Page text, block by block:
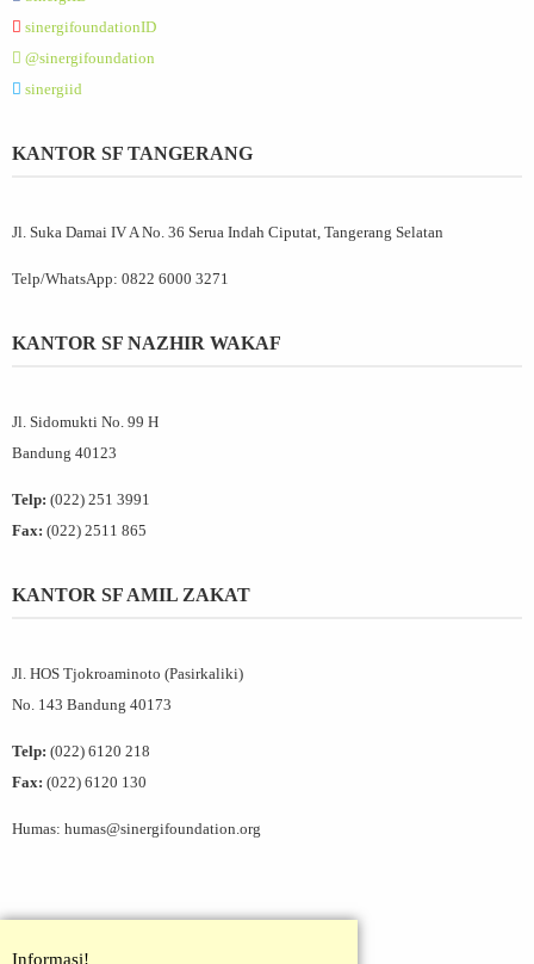
sinergifoundationID
@sinergifoundation
sinergiid
KANTOR SF TANGERANG
Jl. Suka Damai IV A No. 36 Serua Indah Ciputat, Tangerang Selatan
Telp/WhatsApp: 0822 6000 3271
KANTOR SF NAZHIR WAKAF
Jl. Sidomukti No. 99 H
Bandung 40123
Telp: (022) 251 3991
Fax: (022) 2511 865
KANTOR SF AMIL ZAKAT
Jl. HOS Tjokroaminoto (Pasirkaliki)
No. 143 Bandung 40173
Telp: (022) 6120 218
Fax: (022) 6120 130
Humas: humas@sinergifoundation.org
Informasi!